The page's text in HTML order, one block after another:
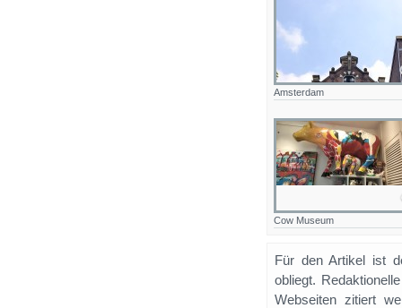
Amsterdam
Cow Museum
Für den Artikel ist
obliegt.
Webseiten zitiert